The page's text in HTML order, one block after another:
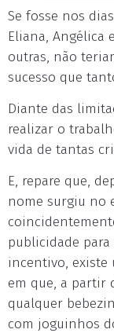
Se fosse nos
Eliana, Angélica
outras, não
sucesso que
Diante das
realizar o
vida de tantas
E, repare que,
nome surgiu no
publicidade
incentivo, existe
em que, a partir
qualquer
com joguinhos